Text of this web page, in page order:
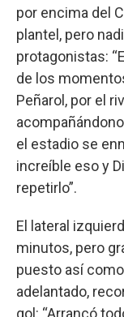
por encima del
plantel, pero
protagonistas:
de los
Peñarol, por el
el estadio se
increíble eso y
repetirlo”.
El lateral
minutos, pero
puesto así
adelantado,
gol: “Arrancó